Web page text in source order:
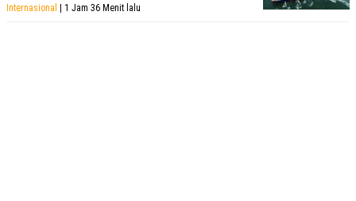
Internasional | 1 Jam 36 Menit lalu